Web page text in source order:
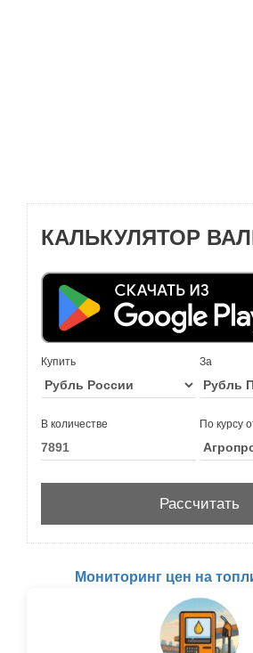
КАЛЬКУЛЯТОР
Купить За
В количестве По курсу
Мониторинг цен на